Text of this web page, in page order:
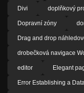
Divi doplňkový
Dopravní zóny
Drag and drop
drobečková navigace
editor Elegant
Error Establishing a